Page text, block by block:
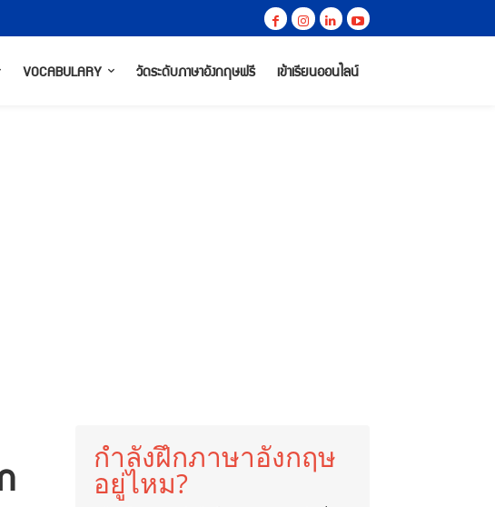
VOCABULARY วัดระดับภาษาอังกฤษฟรี เข้าเรียนออนไลน์
กำลังฝึกภาษาอังกฤษ
อยู่ไหม?